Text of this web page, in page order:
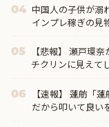
04 中国人の子供が溺
インプレ稼ぎの見
05
【悲報】 瀬戸環
チクリンに見えて
06
【速報】 蓮舫「
だから叩いて良い